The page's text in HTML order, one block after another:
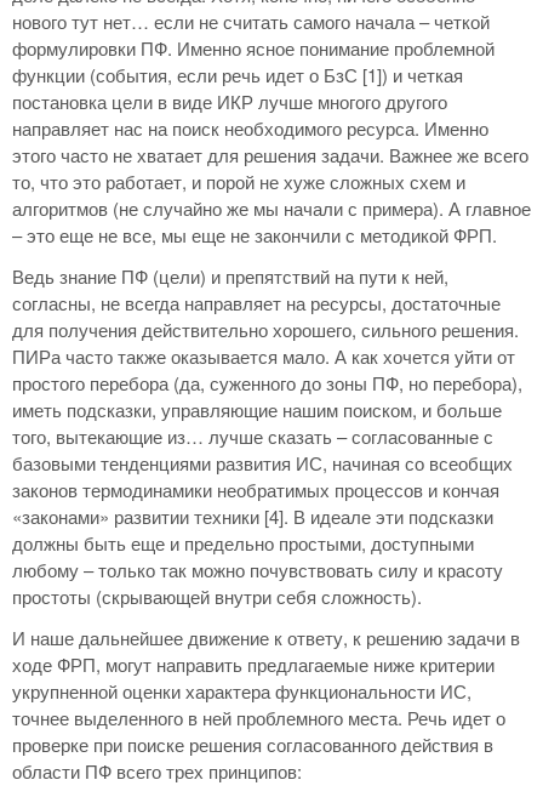
нового тут нет… если не считать самого начала – четкой
формулировки ПФ. Именно ясное понимание проблемной
функции (события, если речь идет о БзС [1]) и четкая
постановка цели в виде ИКР лучше многого другого
направляет нас на поиск необходимого ресурса. Именно
этого часто не хватает для решения задачи. Важнее же всего
то, что это работает, и порой не хуже сложных схем и
алгоритмов (не случайно же мы начали с примера). А главное
– это еще не все, мы еще не закончили с методикой ФРП.
Ведь знание ПФ (цели) и препятствий на пути к ней,
согласны, не всегда направляет на ресурсы, достаточные
для получения действительно хорошего, сильного решения.
ПИРа часто также оказывается мало. А как хочется уйти от
простого перебора (да, суженного до зоны ПФ, но перебора),
иметь подсказки, управляющие нашим поиском, и больше
того, вытекающие из… лучше сказать – согласованные с
базовыми тенденциями развития ИС, начиная со всеобщих
законов термодинамики необратимых процессов и кончая
«законами» развитии техники [4]. В идеале эти подсказки
должны быть еще и предельно простыми, доступными
любому – только так можно почувствовать силу и красоту
простоты (скрывающей внутри себя сложность).
И наше дальнейшее движение к ответу, к решению задачи в
ходе ФРП, могут направить предлагаемые ниже критерии
укрупненной оценки характера функциональности ИС,
точнее выделенного в ней проблемного места. Речь идет о
проверке при поиске решения согласованного действия в
области ПФ всего трех принципов: